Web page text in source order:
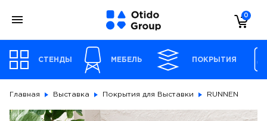
0
СТЕНДЫ МЕБЕЛЬ ПОКРЫТИЯ
Главная Выставка Покрытия для Выставки RUNNEN